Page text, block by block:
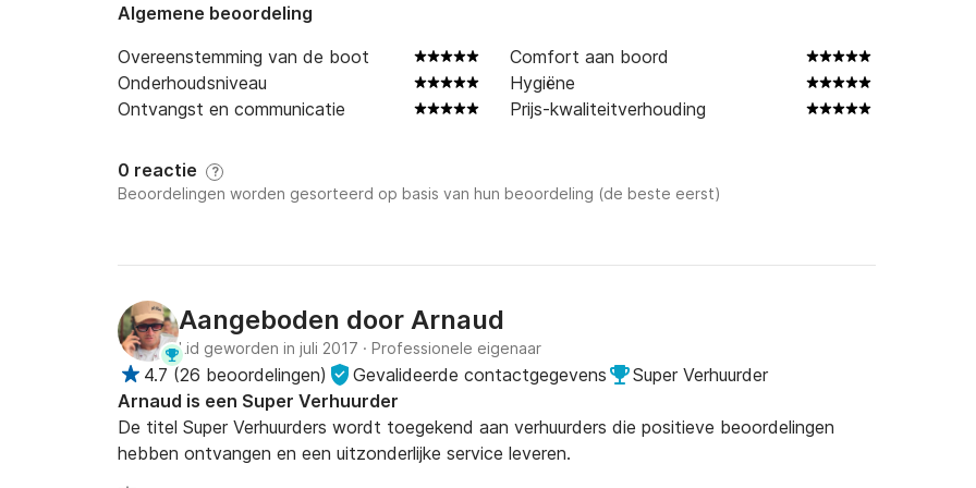
Brandstof Tank
30.000 BTU Cabine Airconditioning, 3 Onafhankelijke Zones met Watercirculatie, met
Warmtepomp
Douche voorin
Boegschroef met Automatische Brandblusser
Extra Buitenverlichting
Onderwaterlamp nr. 3
Microgeperforeerde Voorruit en Zijpanelen
8 Stootkussens + CRANCHI Hoezen
Autopilot
VHF-radio
Radio-upgrade: 2 luidsprekers op het voordek, 2 in de hardtop + 1 subwoofer in de cockpit
Algemene beoordeling
Overeenstemming van de boot
Comfort aan boord
Onderhoudsniveau
Hygiëne
Ontvangst en communicatie
Prijs-kwaliteitverhouding
0 reactie ?
Beoordelingen worden gesorteerd op basis van hun beoordeling (de beste eerst)
Aangeboden door Arnaud
Lid geworden in juli 2017 · Professionele eigenaar
4.7 (26 beoordelingen) Gevalideerde contactgegevens
Super Verhuurder
Arnaud is een Super Verhuurder
De titel Super Verhuurders wordt toegekend aan verhuurders die positieve beoordelingen
hebben ontvangen en een uitzonderlijke service leveren.